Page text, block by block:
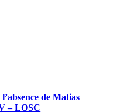
de Matias
– LOSC